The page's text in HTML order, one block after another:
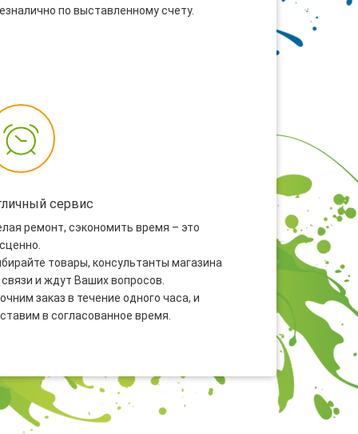
по выставленному счету.
сервис
ремонт, сэкономить время – это
товары, консультанты магазина
и ждут Ваших вопросов.
заказ в течение одного часа, и
в согласованное время.